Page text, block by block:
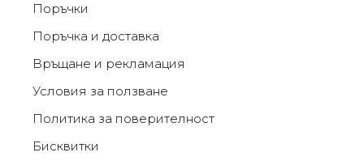
Поръчки
Поръчка и доставка
Връщане и рекламация
Условия за ползване
Политика за поверителност
Бисквитки